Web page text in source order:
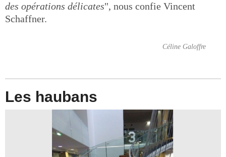
des opérations délicates", nous confie Vincent
Schaffner.
Céline Galoffre
Les haubans